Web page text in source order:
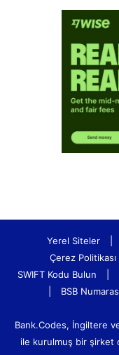
Yerel Siteler
Çerez Politikası
SWIFT Kodu Bulun
BSB
Bank.Codes, İngiltere
ile kurulmuş bir şirket